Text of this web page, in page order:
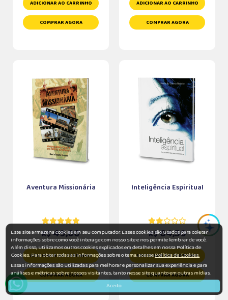
ADICIONAR AO CARRINHO
COMPRAR AGORA
ADICIONAR AO CARRINHO
COMPRAR AGORA
Aventura Missionária
R$49,00
ADICIONAR AO CARRINHO
COMPRAR AGORA
Inteligência Espiritual
R$64,50
ADICIONAR AO CARRINHO
COMPRAR AGORA
Este site armazena cookies em seu computador. Esses cookies são usados para coletar
informações sobre como você interage com nosso site e nos permite lembrar de você.
Além disso, utilizamos outros cookies explicados em detalhes em nossa Política de
Cookies. Para obter todas as informações sobre o tema, acessePolítica de Cookies.
Essas informações são utilizadas para melhorar e personalizar sua experiência e para
análises e métricas sobre nossos visitantes, tanto nesse site quanto em outras mídias.
Aceito